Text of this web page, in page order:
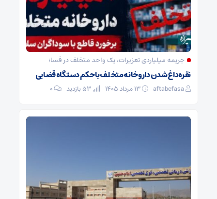
جریمه میلیاردی تعزیرات، یک واحد متخلف در فسا؛
نقره‌داغ شدن داروخانه متخلف با حکم دستگاه قضایی
aftabefasa ۰